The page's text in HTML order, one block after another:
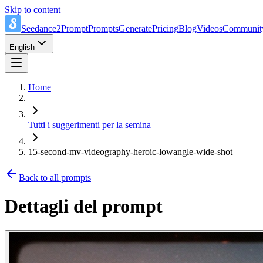
Skip to content
Seedance2PromptPromptsGeneratePricingBlogVideos
English
Home
Tutti i suggerimenti per la semina
15-second-mv-videography-heroic-lowangle-wide-shot
Back to all prompts
Dettagli del prompt